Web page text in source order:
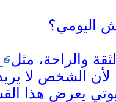
اليومي؟
والراحة، مثل
لأن الشخص لا
يعرض هذا